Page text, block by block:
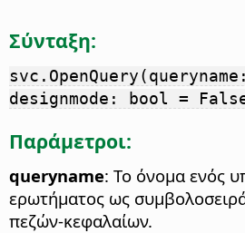
Σύνταξη:
designmode: bool =
Παράμετροι:
queryname: Το όνομα ενός
ερωτήματος ως
πεζών-κεφαλαίων.